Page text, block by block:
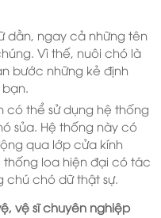
dằn, ngay cả những tên
Vì thế, nuôi chó là
bước những kẻ định
có thể sử dụng hệ thống
sủa. Hệ thống này có
qua lớp cửa kính
loa hiện đại có tác
chú chó dữ thật sự.
vệ sĩ chuyên nghiệp